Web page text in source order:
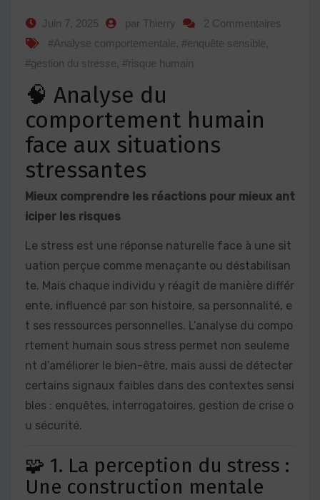
Juin 7, 2025 par Thierry
2 Commentaires
#Analyse comportementale, #enquête sensible,
#gestion du stresse, #risque humain
🧠 Analyse du
comportement humain
face aux situations
stressantes
Mieux comprendre les réactions pour mieux ant
iciper les risques
Le stress est une réponse naturelle face à une sit
uation perçue comme menaçante ou déstabilisan
te. Mais chaque individu y réagit de manière différ
ente, influencé par son histoire, sa personnalité, e
t ses ressources personnelles. L’analyse du compo
rtement humain sous stress permet non seuleme
nt d’améliorer le bien-être, mais aussi de détecter
certains signaux faibles dans des contextes sensi
bles : enquêtes, interrogatoires, gestion de crise o
u sécurité.
🧩 1. La perception du stress :
Une construction mentale